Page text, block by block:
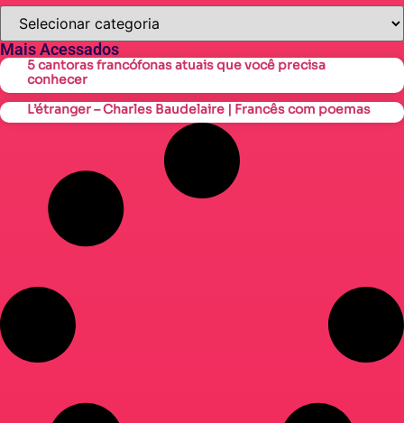
Mais Acessados
5 cantoras francófonas atuais que você precisa
conhecer
L’étranger – Charles Baudelaire | Francês com poemas